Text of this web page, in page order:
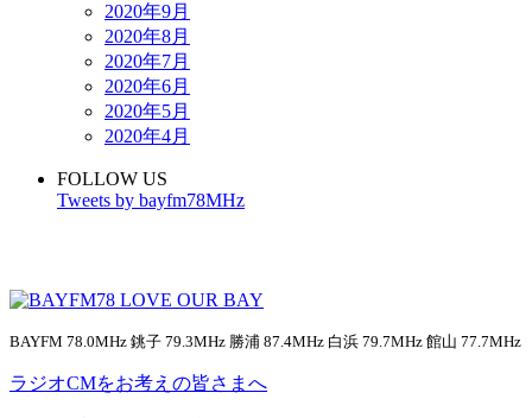
2020年9月
2020年8月
2020年7月
2020年6月
2020年5月
2020年4月
FOLLOW US
Tweets by bayfm78MHz
BAYFM 78.0MHz 銚子 79.3MHz 勝浦 87.4MHz 白浜 79.7MHz 館山 77.7MHz
ラジオCMをお考えの皆さまへ